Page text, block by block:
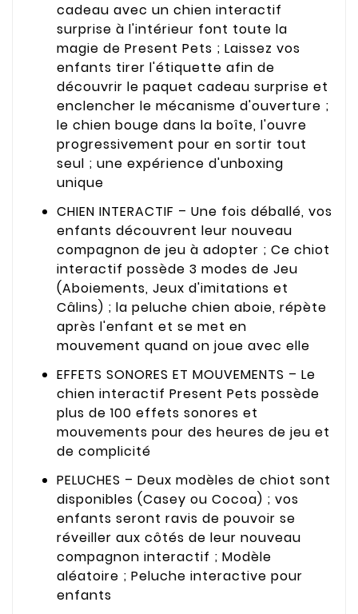
cadeau avec un chien interactif
surprise à l'intérieur font toute la
magie de Present Pets ; Laissez vos
enfants tirer l'étiquette afin de
découvrir le paquet cadeau surprise et
enclencher le mécanisme d'ouverture ;
le chien bouge dans la boîte, l'ouvre
progressivement pour en sortir tout
seul ; une expérience d'unboxing
unique
CHIEN INTERACTIF – Une fois déballé, vos
enfants découvrent leur nouveau
compagnon de jeu à adopter ; Ce chiot
interactif possède 3 modes de Jeu
(Aboiements, Jeux d'imitations et
Câlins) ; la peluche chien aboie, répète
après l'enfant et se met en
mouvement quand on joue avec elle
EFFETS SONORES ET MOUVEMENTS – Le
chien interactif Present Pets possède
plus de 100 effets sonores et
mouvements pour des heures de jeu et
de complicité
PELUCHES – Deux modèles de chiot sont
disponibles (Casey ou Cocoa) ; vos
enfants seront ravis de pouvoir se
réveiller aux côtés de leur nouveau
compagnon interactif ; Modèle
aléatoire ; Peluche interactive pour
enfants